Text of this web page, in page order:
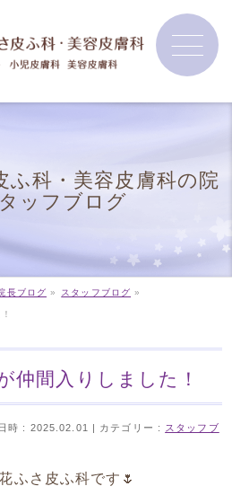
ふ科・美容皮膚科の院
ッフブログ
長ブログ » スタッフブログ »
仲間入りしました！
時 : 2025.02.01 カテゴリー : スタッフブ
ふさ皮ふ科です🌷